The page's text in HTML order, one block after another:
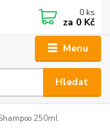
Menu
Hledat
0 ks
za 0 Kč
250ml